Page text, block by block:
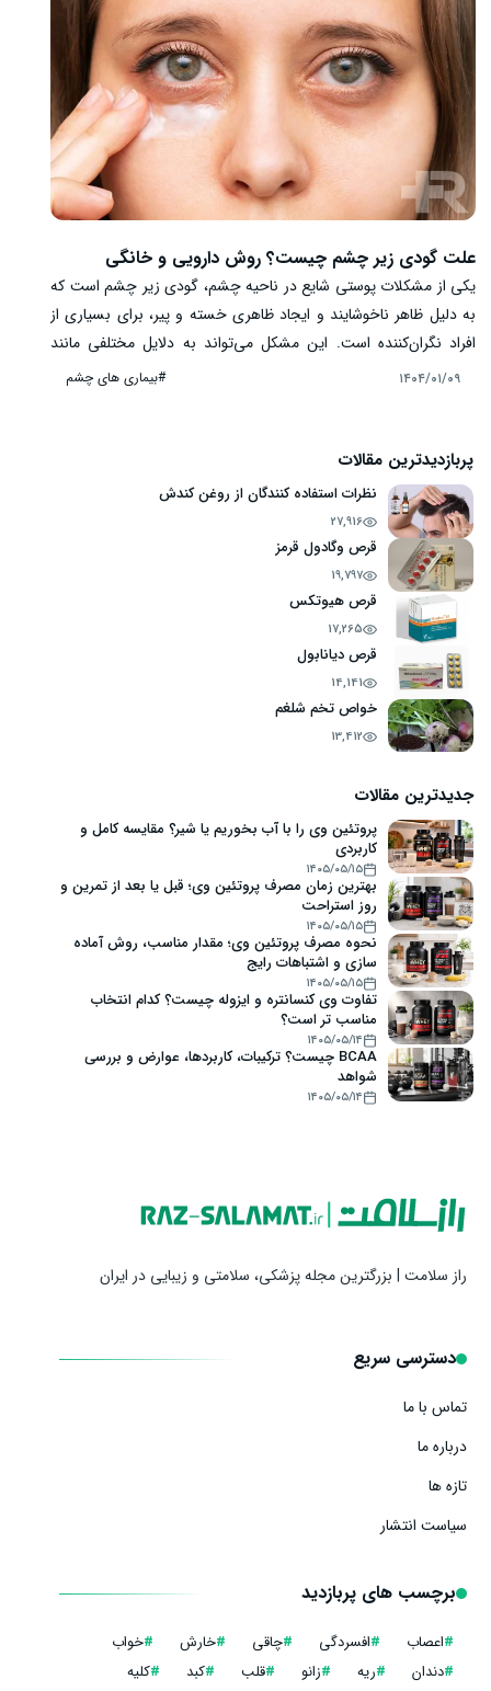
علت گودی زیر چشم چیست؟ روش دارویی و خانگی
یکی از مشکلات پوستی شایع در ناحیه چشم، گودی زیر چشم است که
به دلیل ظاهر ناخوشایند و ایجاد ظاهری خسته و پیر، برای بسیاری از
افراد نگران‌کننده است. این مشکل می‌تواند به دلایل مختلفی مانند
عوامل ژنتیکی، کم‌خوابی، استرس، کم‌آبی بدن و تغییرات طبیعی ناشی
زیر چشم، روش درمان دارویی و خانگی آن می‌پردازیم.
۱۴۰۴/۰۱/۰۹ #بیماری‌ های چشم
پربازدیدترین مقالات
نظرات استفاده کنندگان از روغن کندش
27,916
قرص وگادول قرمز
19,797
قرص هیوتکس
17,265
قرص دیانابول
14,141
خواص تخم شلغم
13,412
جدیدترین مقالات
پروتئین وی را با آب بخوریم یا شیر؟ مقایسه کامل و
کاربردی
۱۴۰۵/۰۵/۱۵
بهترین زمان مصرف پروتئین وی؛ قبل یا بعد از تمرین و
روز استراحت
۱۴۰۵/۰۵/۱۵
نحوه مصرف پروتئین وی؛ مقدار مناسب، روش آماده
سازی و اشتباهات رایج
۱۴۰۵/۰۵/۱۵
تفاوت وی کنسانتره و ایزوله چیست؟ کدام انتخاب
مناسب تر است؟
۱۴۰۵/۰۵/۱۴
BCAA چیست؟ ترکیبات، کاربردها، عوارض و بررسی
شواهد
۱۴۰۵/۰۵/۱۴
راز سلامت | بزرگترین مجله پزشکی، سلامتی و زیبایی در ایران
دسترسی سریع
تماس با ما
درباره ما
تازه ها
سیاست انتشار
برچسب های پربازدید
#اعصاب #افسردگی #چاقی #خارش #خواب
#دندان #ریه #زانو #قلب #کبد #کلیه